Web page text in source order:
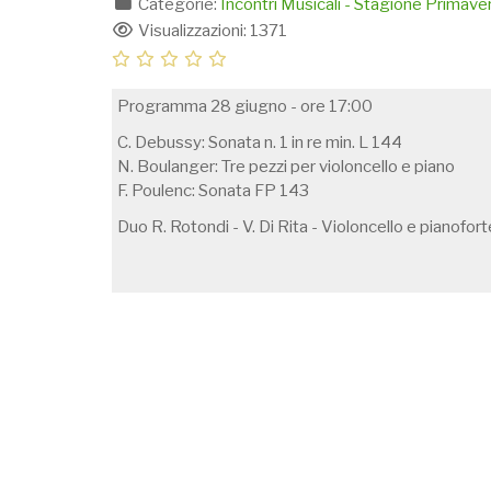
Categorie: Incontri Musicali - Stagione
Visualizzazioni: 1371
Programma 28 giugno - ore 17:00
C. Debussy: Sonata n. 1 in re min. L 144
N. Boulanger: Tre pezzi per violoncello e piano
F. Poulenc: Sonata FP 143
Duo R. Rotondi - V. Di Rita - Violoncello e